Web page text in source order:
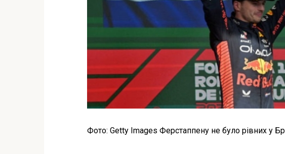
Фото: Getty Images Ферстаппену не було рівних у